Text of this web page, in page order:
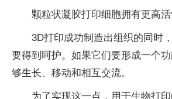
颗粒状凝胶打印细胞拥有更高
3D打印成功制造出组织的同时
要得到呵护。如果它们要形成一个
够生长、移动和相互交流。
为了实现这一点，用于生物打